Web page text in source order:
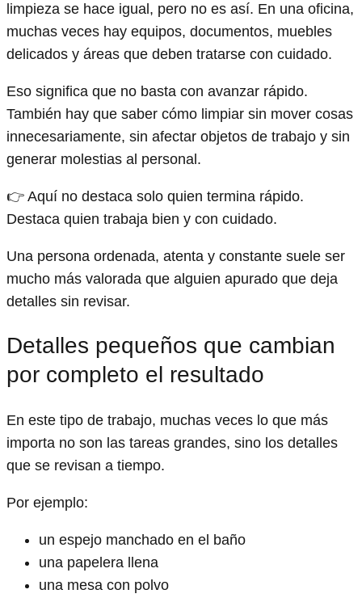
limpieza se hace igual, pero no es así. En una oficina,
muchas veces hay equipos, documentos, muebles
delicados y áreas que deben tratarse con cuidado.
Eso significa que no basta con avanzar rápido.
También hay que saber cómo limpiar sin mover cosas
innecesariamente, sin afectar objetos de trabajo y sin
generar molestias al personal.
👉 Aquí no destaca solo quien termina rápido.
Destaca quien trabaja bien y con cuidado.
Una persona ordenada, atenta y constante suele ser
mucho más valorada que alguien apurado que deja
detalles sin revisar.
Detalles pequeños que cambian
por completo el resultado
En este tipo de trabajo, muchas veces lo que más
importa no son las tareas grandes, sino los detalles
que se revisan a tiempo.
Por ejemplo:
un espejo manchado en el baño
una papelera llena
una mesa con polvo